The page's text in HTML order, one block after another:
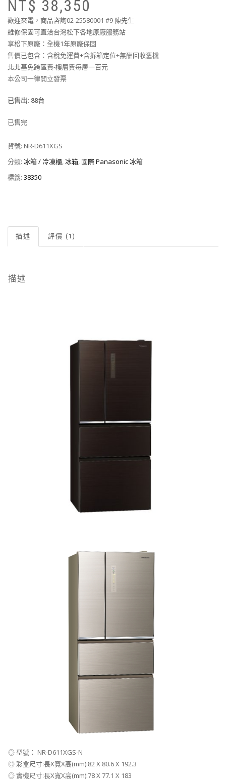
NT$ 38,350
歡迎來電，商品咨詢02-25580001 #9 陳先生
維修保固可直洽台灣松下各地原廠服務站
享松下原廠：全機1年原廠保固
售價已包含：含稅免運費+含拆箱定位+無酬回收舊機
北北基免跨區費-樓層費每層一百元
本公司一律開立發票
已售出: 88台
已售完
貨號: NR-D611XGS
分類: 冰箱 / 冷凍櫃,冰箱, 國際 Panasonic 冰箱
標籤: 38350
描述 評價 (1)
描述
◎ 型號： NR-D611XGS-N
◎ 彩盒尺寸:長X寬X高(mm):82 X 80.6 X 192.3
◎ 實機尺寸:長X寬X高(mm):78 X 77.1 X 183